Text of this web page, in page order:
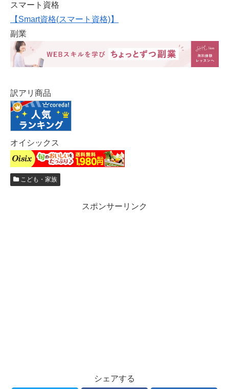
スマート資格
【Smart資格(スマート資格)】
副業
訳アリ商品
オイシックス
こども・家族
スポンサーリンク
シェアする